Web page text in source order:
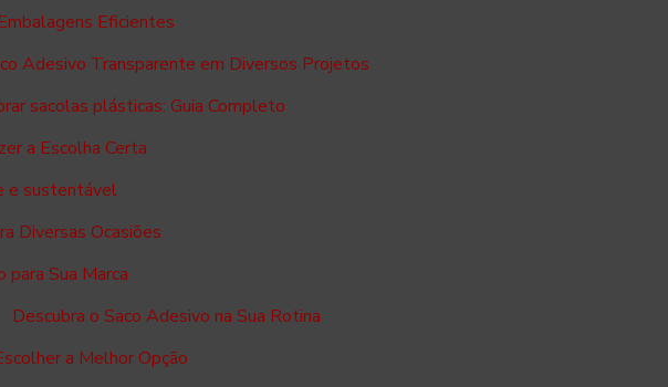
Eficientes
Adesivo Transparente em Diversos Projetos
sacolas plásticas: Guia Completo
a Escolha Certa
e sustentável
Diversas Ocasiões
Sua Marca
Descubra o Saco Adesivo na Sua Rotina
a Melhor Opção